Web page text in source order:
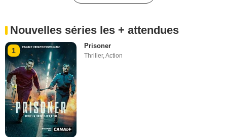
Nouvelles séries les + attendues
1
Prisoner
Thriller,Action